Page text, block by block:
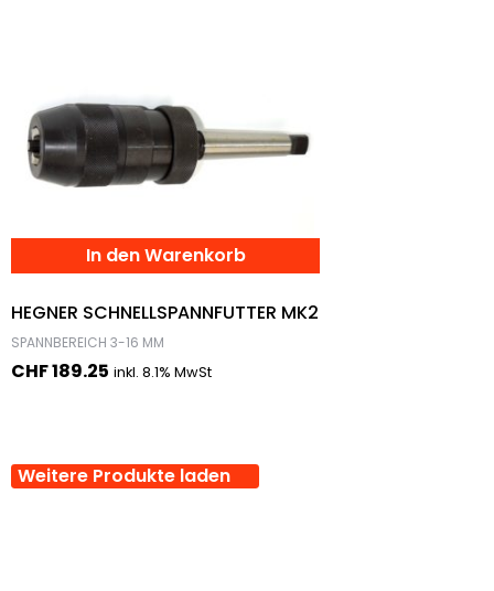
In den Warenkorb
HEGNER SCHNELLSPANNFUTTER MK2
SPANNBEREICH 3-16 MM
CHF189.25 inkl. 8.1% MwSt
Weitere Produkte laden